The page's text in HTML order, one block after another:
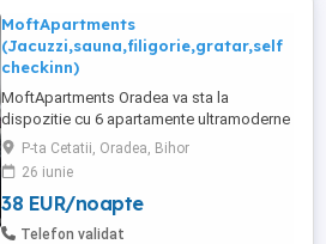
MoftApartments
(Jacuzzi,sauna,filigorie,gratar,self
checkinn)
MoftApartments Oradea va sta la
dispozitie cu 6 apartamente ultramoderne
complet utilate cu bucatarie(plita
electrica,cuptor electric,frigider,cuptor cu
microunde,prajitor de paine,aparat de
cafea,fierbator de apa etc.)in curtea din
spate va puteti bucura de filigarie mare
P-ta Cetatii, Oradea, Bihor
26 iunie
38 EUR/noapte
Telefon validat